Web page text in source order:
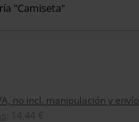
"Camiseta"
no incl. manipulación y envío
14,44 €